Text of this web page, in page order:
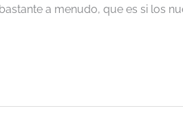
a menudo, que es si los